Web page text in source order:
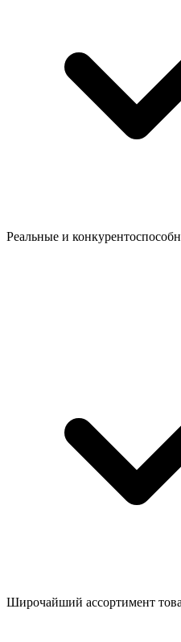
Реальные и
Широчайший ассортимент